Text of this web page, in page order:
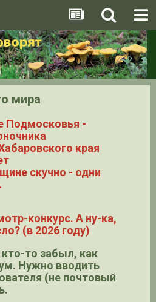
мира
Подмосковья -
края
скучно - одни
конкурс. А ну-ка,
(в 2026 году)
то забыл, как
Нужно вводить
(не почтовый